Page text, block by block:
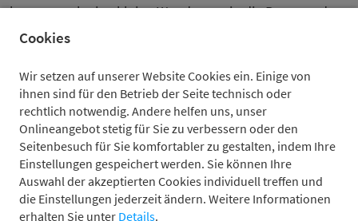
Cookies
Wir setzen auf unserer Website Cookies ein. Einige von
ihnen sind für den Betrieb der Seite technisch oder
rechtlich notwendig. Andere helfen uns, unser
Onlineangebot stetig für Sie zu verbessern oder den
Seitenbesuch für Sie komfortabler zu gestalten, indem Ihre
Einstellungen gespeichert werden. Sie können Ihre
Auswahl der akzeptierten Cookies individuell treffen und
die Einstellungen jederzeit ändern. Weitere Informationen
erhalten Sie unter Details.
kamen noch eine kleine Wanderung in die Berge und
gemeinsame Abendessen unter freiem Himmel am